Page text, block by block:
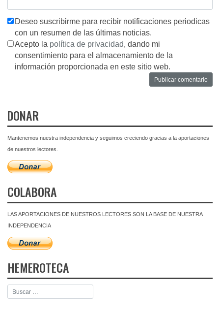
Deseo suscribirme para recibir notificaciones periodicas
con un resumen de las últimas noticias.
Acepto la política de privacidad, dando mi
consentimiento para el almacenamiento de la
información proporcionada en este sitio web.
DONAR
Mantenemos nuestra independencia y seguimos creciendo gracias a la aportaciones
de nuestros lectores.
COLABORA
LAS APORTACIONES DE NUESTROS LECTORES SON LA BASE DE NUESTRA
INDEPENDENCIA
HEMEROTECA